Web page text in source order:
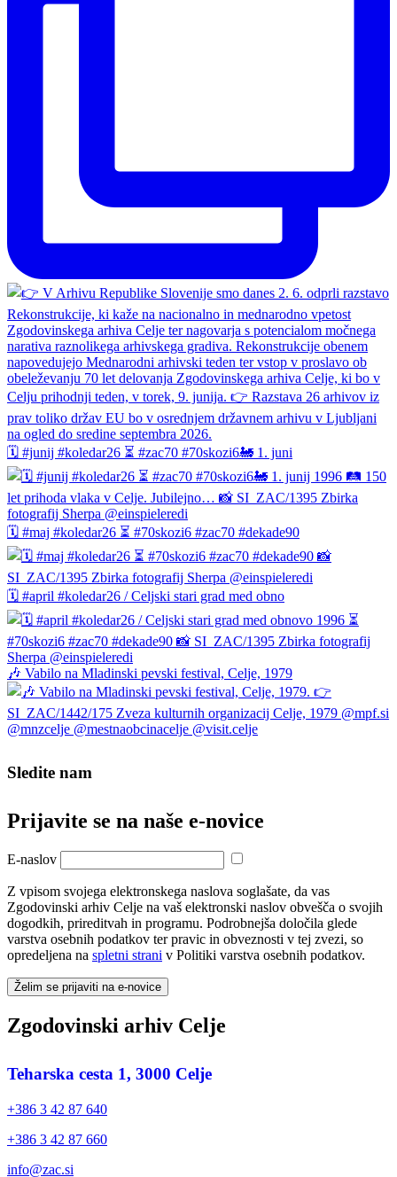
🗓️ #junij #koledar26 ⏳ #zac70 #70skozi6🚂 1. juni
🗓️ #maj #koledar26 ⏳ #70skozi6 #zac70 #dekade90
🗓️ #april #koledar26 / Celjski stari grad med obno
🎶 Vabilo na Mladinski pevski festival, Celje, 1979
Sledite nam
Prijavite se na naše e‑novice
E-naslov
Z vpisom svojega elektronskega naslova soglašate, da vas
Zgodovinski arhiv Celje na vaš elektronski naslov obvešča o svojih
dogodkih, prireditvah in programu. Podrobnejša določila glede
varstva osebnih podatkov ter pravic in obveznosti v tej zvezi, so
opredeljena na spletni strani v Politiki varstva osebnih podatkov.
Želim se prijaviti na e-novice
Zgodovinski arhiv Celje
Teharska cesta 1, 3000 Celje
+386 3 42 87 640
+386 3 42 87 660
info@zac.si